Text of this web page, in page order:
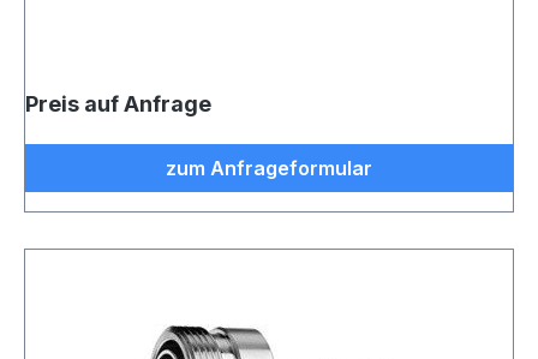
Preis auf Anfrage
zum Anfrageformular